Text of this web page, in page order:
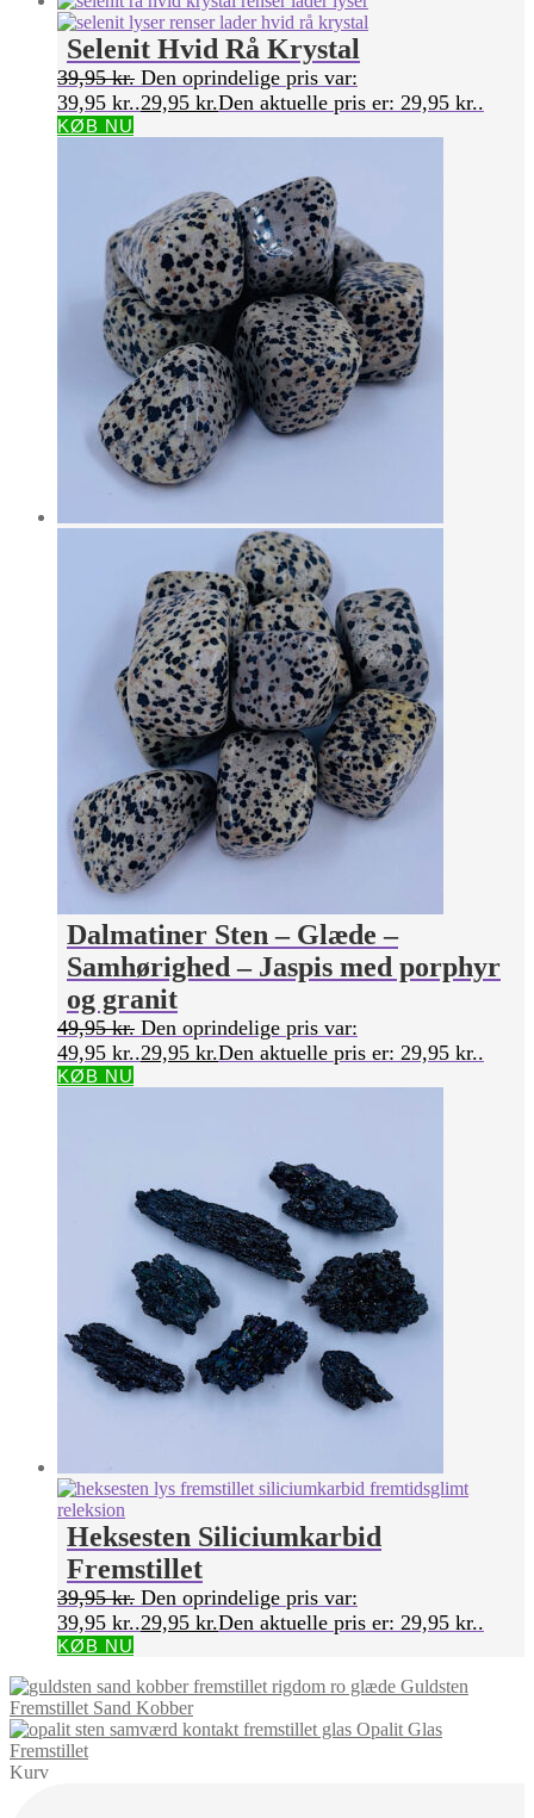
Selenit Hvid Rå Krystal
39,95kr. Den oprindelige pris var:
39,95 kr..29,95 kr.Den aktuelle pris er: 29,95 kr..
KØB NU
Dalmatiner Sten – Glæde –
Samhørighed – Jaspis med porphyr
og granit
49,95kr. Den oprindelige pris var:
49,95 kr..29,95 kr.Den aktuelle pris er: 29,95 kr..
KØB NU
Heksesten Siliciumkarbid
Fremstillet
39,95kr. Den oprindelige pris var:
39,95 kr..29,95 kr.Den aktuelle pris er: 29,95 kr..
KØB NU
Guldsten
Fremstillet Sand Kobber
Opalit Glas
Fremstillet
Kurv